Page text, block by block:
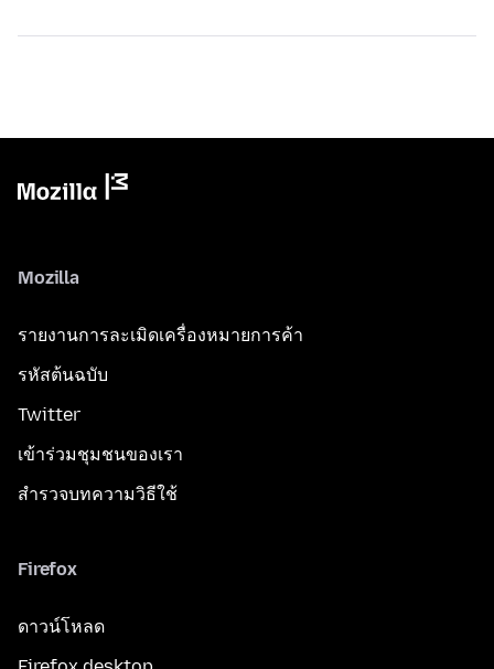
Mozilla
รายงานการละเมิดเครื่องหมายการค้า
รหัสต้นฉบับ
Twitter
เข้าร่วมชุมชนของเรา
สำรวจบทความวิธีใช้
Firefox
ดาวน์โหลด